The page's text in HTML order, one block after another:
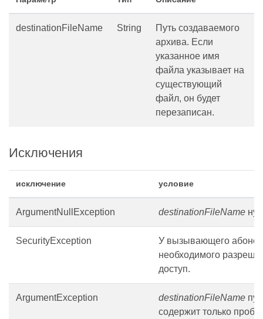
destinationFileName String
Путь создаваемого
архива. Если
указанное имя
файла указывает на
существующий
файл, он будет
перезаписан.
Исключения
исключение условие
ArgumentNullException destinationFileName
SecurityException
У вызывающего
необходимого
доступ.
ArgumentException destinationFileName
содержит только